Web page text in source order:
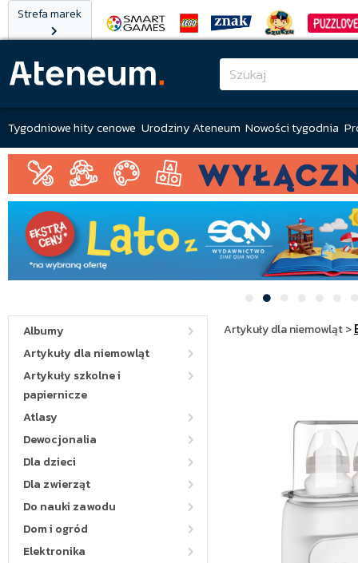
Strefa marek
Tygodniowe hity cenowe Urodziny Ateneum Nowości tygodnia
Albumy
Artykuły dla niemowląt
Artykuły szkolne i
papiernicze
Atlasy
Dewocjonalia
Dla dzieci
Dla zwierząt
Do nauki zawodu
Dom i ogród
Elektronika
Artykuły dla niemowląt>